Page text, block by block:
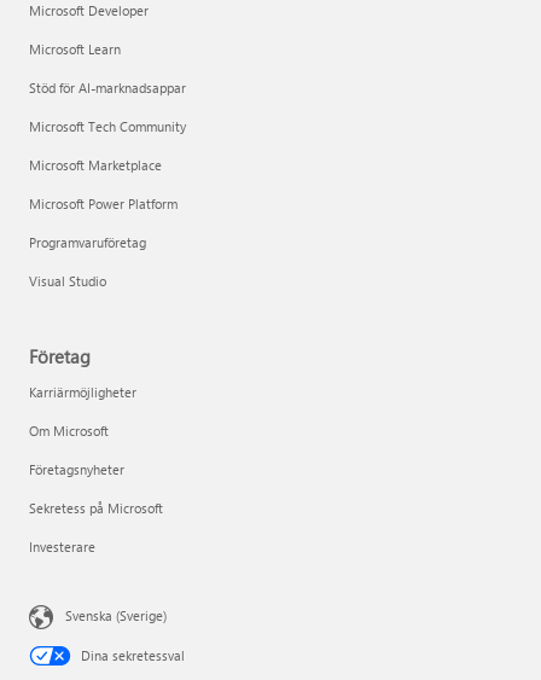
Microsoft Developer
Microsoft Learn
Stöd för AI-marknadsappar
Microsoft Tech Community
Microsoft Marketplace
Microsoft Power Platform
Programvaruföretag
Visual Studio
Företag
Karriärmöjligheter
Om Microsoft
Företagsnyheter
Sekretess på Microsoft
Investerare
Svenska (Sverige)
Dina sekretessval